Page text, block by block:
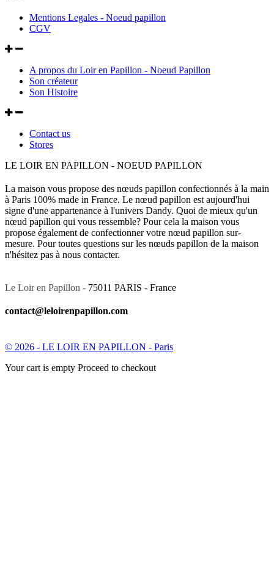
Mentions Legales - Noeud papillon
CGV
A propos du Loir en Papillon - Noeud Papillon
Son créateur
Son Histoire
Contact us
Stores
LE LOIR EN PAPILLON - NOEUD PAPILLON
La maison vous propose des nœuds papillon confectionnés à la main
à Paris 100% made in France. Le nœud papillon est aujourd'hui
signe d'une appartenance à l'univers Dandy. Quoi de mieux qu'un
nœud papillon qui vous ressemble? Pour cela la maison vous
propose également de confectionner votre nœud papillon sur-
mesure. Pour toutes questions sur les nœuds papillon de la maison
n'hésitez pas à nous contacter.
Le Loir en Papillon - 75011 PARIS - France
contact@leloirenpapillon.com
© 2026 - LE LOIR EN PAPILLON - Paris
Your cart is empty Proceed to checkout